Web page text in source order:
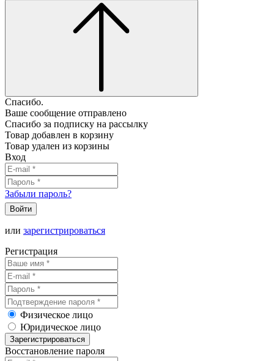
Спасибо.
Ваше сообщение отправлено
Спасибо за подписку на рассылку
Товар добавлен в корзину
Товар удален из корзины
Вход
Забыли пароль?
Войти
или зарегистрироваться
Регистрация
Физическое лицо
Юридическое лицо
Зарегистрироваться
Восстановление пароля